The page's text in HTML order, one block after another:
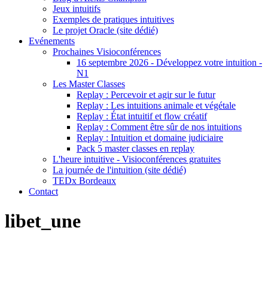
Jeux intuitifs
Exemples de pratiques intuitives
Le projet Oracle (site dédié)
Evénements
Prochaines Visioconférences
16 septembre 2026 - Développez votre intuition -
N1
Les Master Classes
Replay : Percevoir et agir sur le futur
Replay : Les intuitions animale et végétale
Replay : État intuitif et flow créatif
Replay : Comment être sûr de nos intuitions
Replay : Intuition et domaine judiciaire
Pack 5 master classes en replay
L'heure intuitive - Visioconférences gratuites
La journée de l'intuition (site dédié)
TEDx Bordeaux
Contact
libet_une